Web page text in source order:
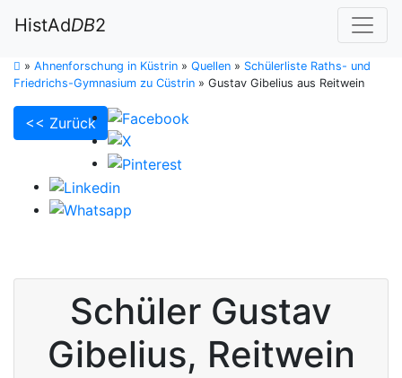
HistAdDB2
» Ahnenforschung in Küstrin » Quellen » Schülerliste Raths- und
Friedrichs-Gymnasium zu Cüstrin » Gustav Gibelius aus Reitwein
<< Zurück
Schüler Gustav
Gibelius, Reitwein